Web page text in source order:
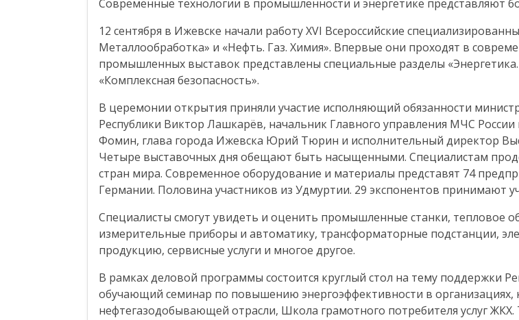
Современные технологии в промышленности и энергетике представляют
12 сентября в Ижевске начали работу XVI Всероссийские
Металлообработка» и «Нефть. Газ. Химия». Впервые они проходят в
промышленных выставок представлены специальные разделы
«Комплексная безопасность».
В церемонии открытия приняли участие исполняющий обязанности
Республики Виктор Лашкарёв, начальник Главного управления МЧС
Фомин, глава города Ижевска Юрий Тюрин и исполнительный директор
Четыре выставочных дня обещают быть насыщенными. Специалистам
стран мира. Современное оборудование и материалы представят 74
Германии. Половина участников из Удмуртии. 29 экспонентов принимают
Специалисты смогут увидеть и оценить промышленные станки, тепловое
измерительные приборы и автоматику, трансформаторные подстанции,
продукцию, сервисные услуги и многое другое.
В рамках деловой программы состоится круглый стол на тему поддержки
обучающий семинар по повышению энергоэффективности в
нефтегазодобывающей отрасли, Школа грамотного потребителя услуг